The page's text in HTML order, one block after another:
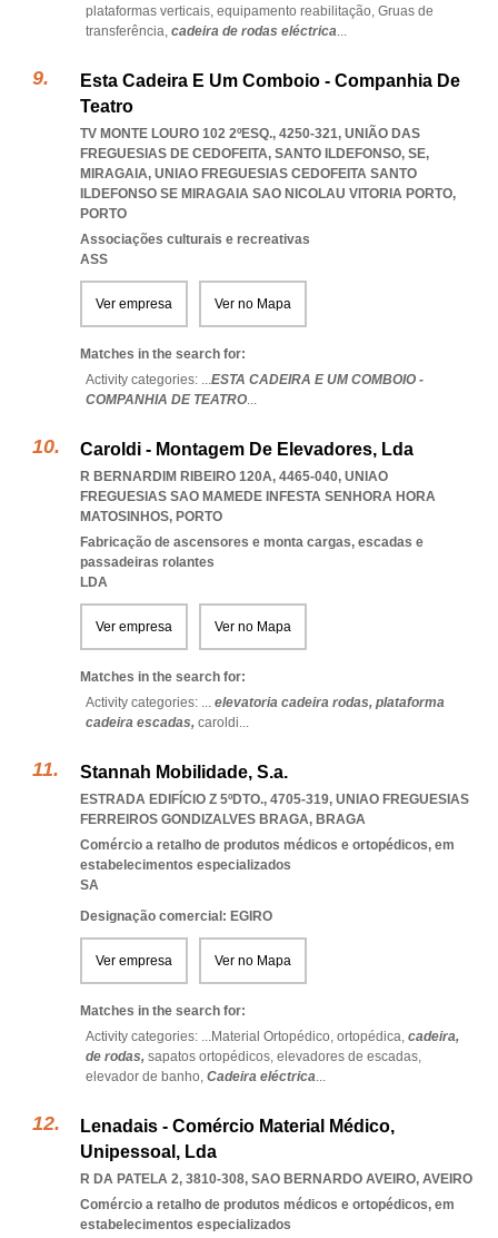
plataformas verticais, equipamento reabilitação, Gruas de
transferência, cadeira de rodas eléctrica...
Esta Cadeira E Um Comboio - Companhia De
Teatro
TV MONTE LOURO 102 2ºESQ., 4250-321, UNIÃO DAS
FREGUESIAS DE CEDOFEITA, SANTO ILDEFONSO, SE,
MIRAGAIA, UNIAO FREGUESIAS CEDOFEITA SANTO
ILDEFONSO SE MIRAGAIA SAO NICOLAU VITORIA PORTO,
PORTO
Associações culturais e recreativas
ASS
Ver empresa Ver no Mapa
Matches in the search for:
Activity categories: ...ESTA CADEIRA E UM COMBOIO -
COMPANHIA DE TEATRO...
Caroldi - Montagem De Elevadores, Lda
R BERNARDIM RIBEIRO 120A, 4465-040, UNIAO
FREGUESIAS SAO MAMEDE INFESTA SENHORA HORA
MATOSINHOS, PORTO
Fabricação de ascensores e monta cargas, escadas e
passadeiras rolantes
LDA
Ver empresa Ver no Mapa
Matches in the search for:
Activity categories: ... elevatoria cadeira rodas, plataforma
cadeira escadas, caroldi...
Stannah Mobilidade, S.a.
ESTRADA EDIFÍCIO Z 5ºDTO., 4705-319, UNIAO FREGUESIAS
FERREIROS GONDIZALVES BRAGA, BRAGA
Comércio a retalho de produtos médicos e ortopédicos, em
estabelecimentos especializados
SA
Designação comercial: EGIRO
Ver empresa Ver no Mapa
Matches in the search for:
Activity categories: ...Material Ortopédico, ortopédica, cadeira,
de rodas, sapatos ortopédicos, elevadores de escadas,
elevador de banho, Cadeira eléctrica...
Lenadais - Comércio Material Médico,
Unipessoal, Lda
R DA PATELA 2, 3810-308, SAO BERNARDO AVEIRO, AVEIRO
Comércio a retalho de produtos médicos e ortopédicos, em
estabelecimentos especializados